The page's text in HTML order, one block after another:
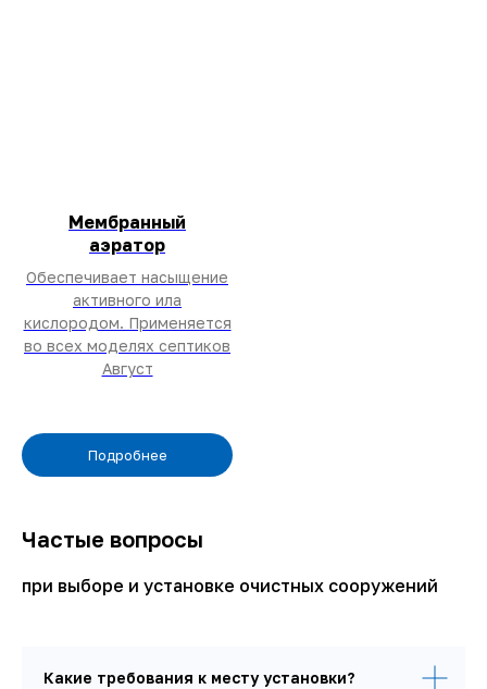
Мембранный
аэратор
Обеспечивает насыщение
активного ила
кислородом. Применяется
во всех моделях септиков
Август
Подробнее
Частые вопросы
при выборе и установке очистных сооружений
Какие требования к месту установки?
Публичная оферта
Кирпичный Завод МПС, 9
офис 15
Показать на карте